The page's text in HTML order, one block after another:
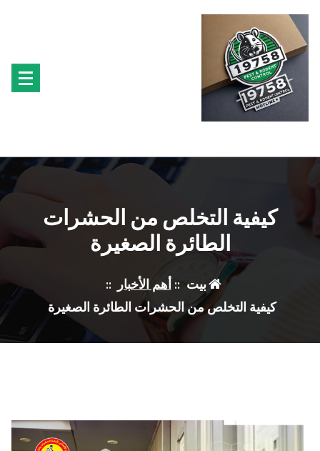
المحتوى
كيفية التخلص من الحشرات
الطائرة الصغيرة
بيت ::أهم الأخبار
::
كيفية التخلص من الحشرات الطائرة الصغيرة